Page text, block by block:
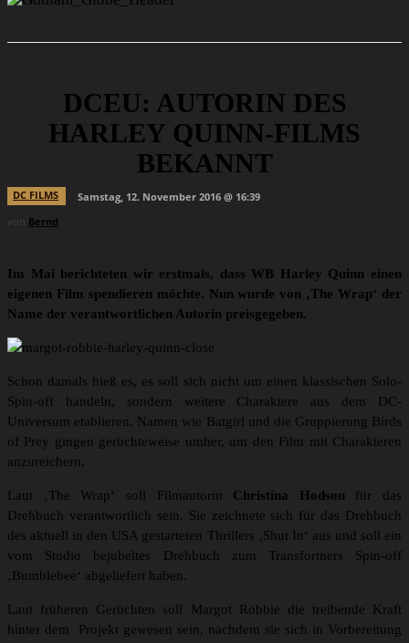
DCEU: AUTORIN DES
HARLEY QUINN-FILMS
BEKANNT
DC FILMS
Samstag, 12. November 2016 @ 16:39
von Bernd
Im Mai berichteten wir erstmals, dass WB Harley Quinn einen
eigenen Film spendieren möchte. Nun wurde von ‚The Wrap‘ der
Name der verantwortlichen Autorin preisgegeben.
Schon damals hieß es, es soll sich nicht um einen klassischen Solo-
Spin-off handeln, sondern weitere Charaktere aus dem DC-
Universum etablieren. Namen wie Batgirl und die Gruppierung Birds
of Prey gingen gerüchteweise umher, um den Film mit Charakteren
anzureichern.
Laut ‚The Wrap‘ soll Filmautorin Christina Hodsonfür das
Drehbuch verantwortlich sein. Sie zeichnete sich für das Drehbuch
des aktuell in den USA gestarteten Thrillers ‚Shut In‘ aus und soll ein
vom Studio bejubeltes Drehbuch zum Transformers Spin-off
‚Bumblebee‘ abgeliefert haben.
Laut früheren Gerüchten soll Margot Robbie die treibende Kraft
hinter dem Projekt gewesen sein, nachdem sie sich in Vorbereitung